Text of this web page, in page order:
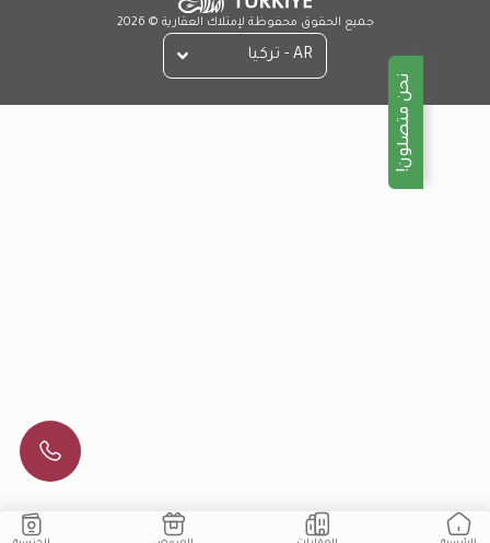
جميع الحقوق محفوظة لإمتلاك العقارية © 2026
AR - تركيا
نحن متصلون!